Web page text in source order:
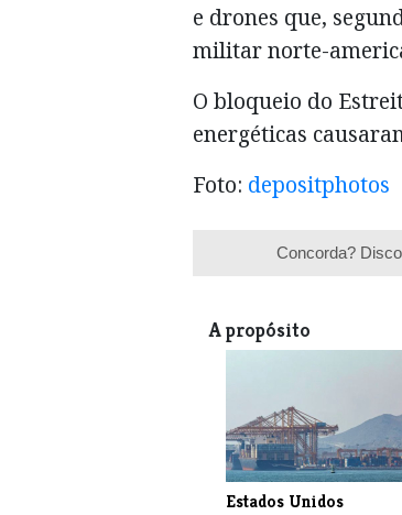
e drones que,
militar norte-
O bloqueio do
energéticas
Foto: depositphotos
Concorda?
A propósito
Estados Unidos